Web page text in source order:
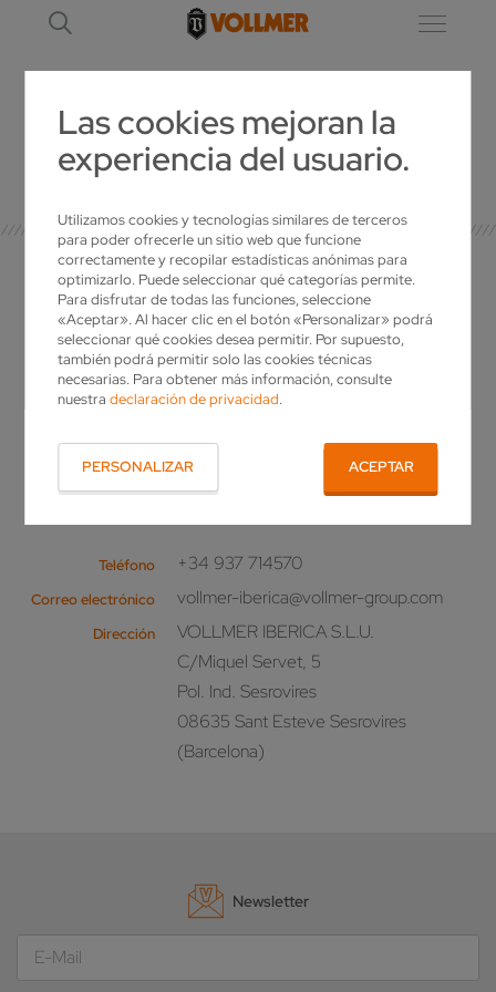
Las cookies mejoran la
experiencia del usuario.
Utilizamos cookies y tecnologías similares de terceros
para poder ofrecerle un sitio web que funcione
correctamente y recopilar estadísticas anónimas para
optimizarlo. Puede seleccionar qué categorías permite.
Para disfrutar de todas las funciones, seleccione
«Aceptar». Al hacer clic en el botón «Personalizar» podrá
seleccionar qué cookies desea permitir. Por supuesto,
también podrá permitir solo las cookies técnicas
necesarias. Para obtener más información, consulte
nuestradeclaración de privacidad.
PERSONALIZAR ACEPTAR
DETALLE
SU PERSONA DE
CONTACTO
¿Tiene alguna pregunta para VOLLMER? ¿Le
gustaría tener más información sobre nuestros
Teléfono +34 937 714570
Correo electrónico vollmer-iberica@vollmer-group.com
Dirección
VOLLMER IBERICA S.L.U.
C/Miquel Servet, 5
Pol. Ind. Sesrovires
08635 Sant Esteve Sesrovires
(Barcelona)
Newsletter